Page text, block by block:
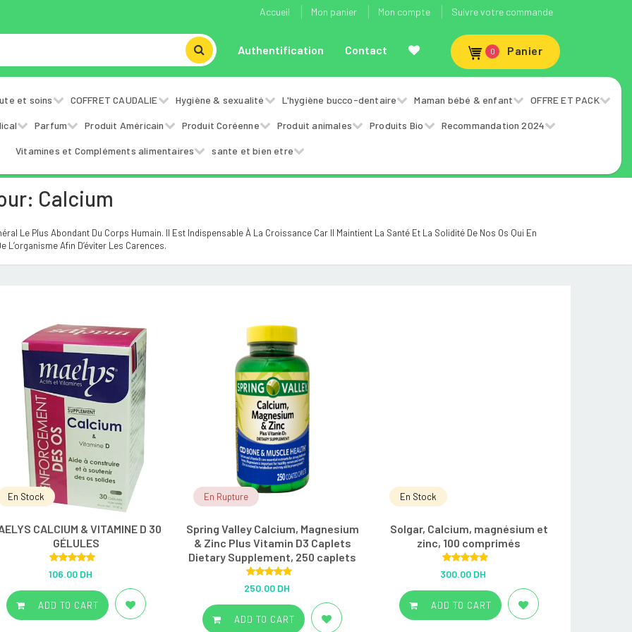
Accueil Mon panier Mon compte Suivre votre commande
Authentification Contact 0 Panier
et soins COFFRET CAUDALIE Hygiène & sexualité L'hygiène bucco-dentaire Maman bébé & enfant OFFRE ET PACK
Parfum Produit Américain Produit Coréenne Produit animales Produits Bio Recommandation 2024
Vitamines et Compléments alimentaires sante et bien etre
Calcium
Le Plus Abondant Du Corps Humain. Il Est Indispensable À La Croissance Car Il Maintient La Santé Et La Solidité De Nos Os Qui En
Afin D’éviter Les Carences.
En Stock
CALCIUM & VITAMINE D 30
GÉLULES
Rated 5.00
out of 5
106.00 DH
ADD TO CART
En Rupture
Spring Valley Calcium, Magnesium
& Zinc Plus Vitamin D3 Caplets
Dietary Supplement, 250 caplets
Rated 5.00
out of 5
250.00 DH
ADD TO CART
En Stock
Solgar, Calcium, magnésium et
zinc, 100 comprimés
Rated 5.00
out of 5
300.00 DH
ADD TO CART